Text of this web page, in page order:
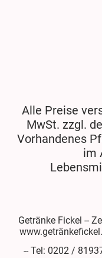
Alle Preise
MwSt. zzgl.
Vorhandenes
im
Getränke Fickel --
-- Tel: 0202 /